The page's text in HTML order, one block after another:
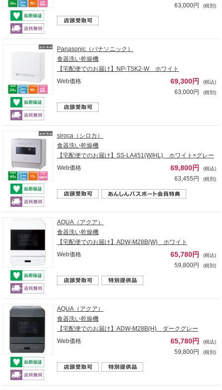
63,000円 (税別)
Panasonic（パナソニック）
食器洗い乾燥機
【宅配便でのお届け】NP-TSK2-W ホワイト
Web価格
69,300円 (税込)
63,000円 (税別)
siroca（シロカ）
食器洗い乾燥機
【宅配便でのお届け】SS-LA451(W/HL) ホワイト×グレー
Web価格
69,800円 (税込)
63,455円 (税別)
AQUA（アクア）
食器洗い乾燥機
【宅配便でのお届け】ADW-M28B(W) ホワイト
Web価格
65,780円 (税込)
59,800円 (税別)
AQUA（アクア）
食器洗い乾燥機
【宅配便でのお届け】ADW-M28B(H) ダークグレー
Web価格
65,780円 (税込)
59,800円 (税別)